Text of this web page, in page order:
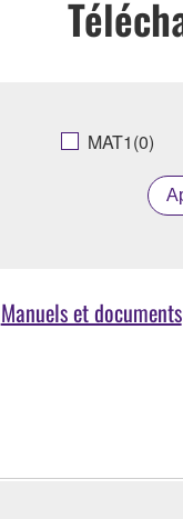
MAT1(0)
Manuels et documents